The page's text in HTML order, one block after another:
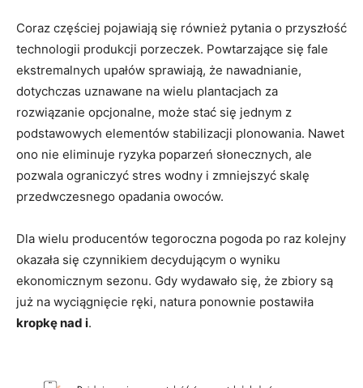
Coraz częściej pojawiają się również pytania o przyszłość
technologii produkcji porzeczek. Powtarzające się fale
ekstremalnych upałów sprawiają, że nawadnianie,
dotychczas uznawane na wielu plantacjach za
rozwiązanie opcjonalne, może stać się jednym z
podstawowych elementów stabilizacji plonowania. Nawet
ono nie eliminuje ryzyka poparzeń słonecznych, ale
pozwala ograniczyć stres wodny i zmniejszyć skalę
przedwczesnego opadania owoców.
Dla wielu producentów tegoroczna pogoda po raz kolejny
okazała się czynnikiem decydującym o wyniku
ekonomicznym sezonu. Gdy wydawało się, że zbiory są
już na wyciągnięcie ręki, natura ponownie postawiła
kropkę nad i.